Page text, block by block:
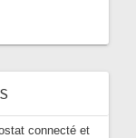
connecté et